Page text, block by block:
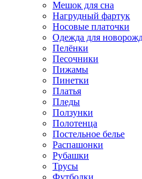
Мешок для сна
Нагрудный фартук
Носовые платочки
Одежда для
Пелёнки
Песочники
Пижамы
Пинетки
Платья
Пледы
Ползунки
Полотенца
Постельное белье
Распашонки
Рубашки
Трусы
Футболки